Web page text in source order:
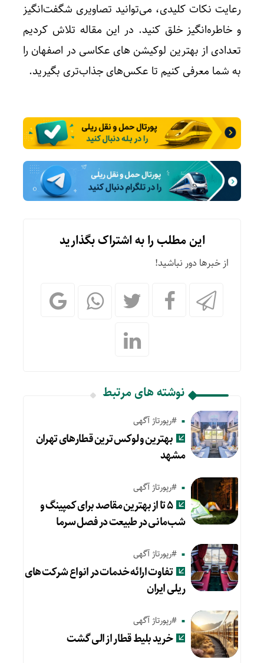
رعایت نکات کلیدی، می‌توانید تصاویری شگفت‌انگیز
و خاطره‌انگیز خلق کنید. در این مقاله تلاش کردیم
تعدادی از بهترین لوکیشن های عکاسی در اصفهان را
به شما معرفی کنیم تا عکس‌های جذاب‌تری بگیرید.
این مطلب را به اشتراک بگذارید
از خبرها دور نباشید!
نوشته های مرتبط
#رپورتاژ آگهی
بهترین و لوکس ترین قطارهای تهران
مشهد
#رپورتاژ آگهی
۵ تا از بهترین مقاصد برای کمپینگ و
شب‌مانی در طبیعت در فصل سرما
#رپورتاژ آگهی
تفاوت ارائه خدمات در انواع شرکت های
ریلی ایران
#رپورتاژ آگهی
خرید بلیط قطار از الی گشت